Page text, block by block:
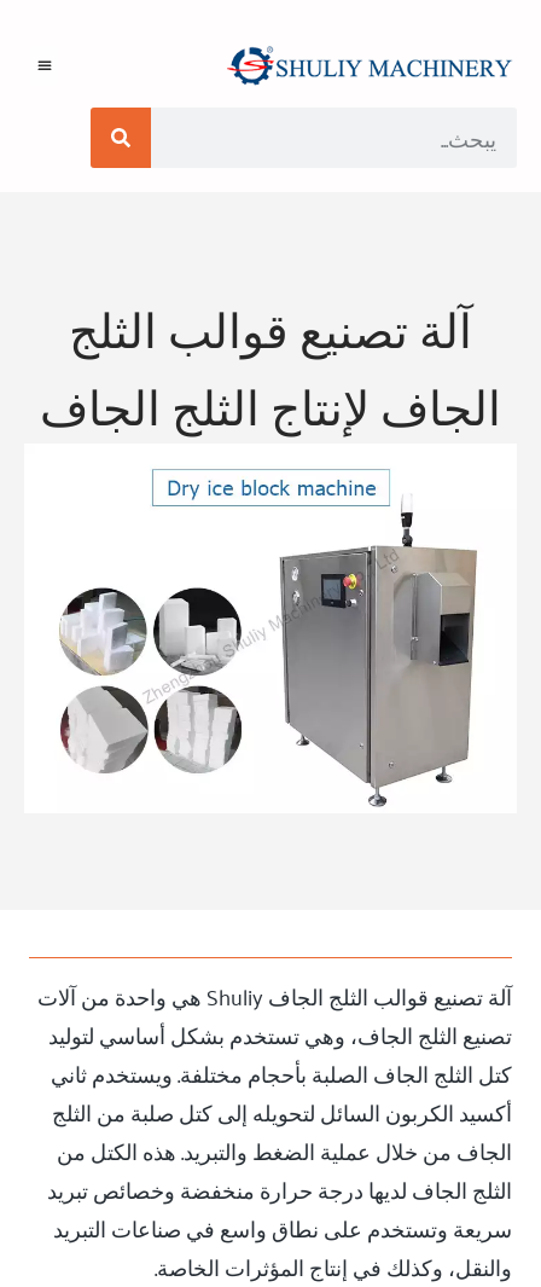
آلة تصنيع قوالب الثلج
الجاف لإنتاج الثلج الجاف
آلة تصنيع قوالب الثلج الجاف Shuliy هي واحدة من آلات
تصنيع الثلج الجاف، وهي تستخدم بشكل أساسي لتوليد
كتل الثلج الجاف الصلبة بأحجام مختلفة. ويستخدم ثاني
أكسيد الكربون السائل لتحويله إلى كتل صلبة من الثلج
الجاف من خلال عملية الضغط والتبريد. هذه الكتل من
الثلج الجاف لديها درجة حرارة منخفضة وخصائص تبريد
سريعة وتستخدم على نطاق واسع في صناعات التبريد
والنقل، وكذلك في إنتاج المؤثرات الخاصة.